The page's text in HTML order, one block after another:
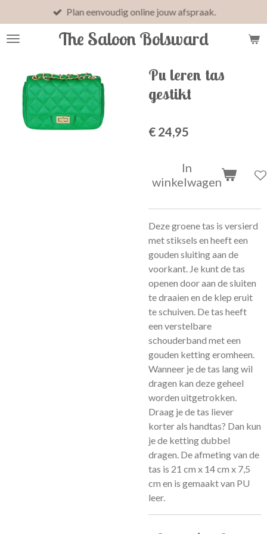
direct
naar
The Saloon Bolsward
Plan eenvoudig online jouw afspraak.
Pu leren tas
gestikt
€ 24,95
In
winkelwagen
Deze groene tas is versierd
met stiksels en heeft een
gouden sluiting aan de
voorkant. Je kunt de tas
openen door aan de sluiten
te draaien en de klep eruit
te schuiven. De tas heeft
een verstelbare
schouderband met een
gouden ketting eromheen.
Wanneer je de tas lang wil
dragen kan deze geheel
worden uitgetrokken.
Draag je de tas liever
korter als handtas? Dan kun
je de ketting dubbel
dragen. De afmeting van de
tas is 21 cm x 14 cm x 7,5
cm en is gemaakt van PU
leer.